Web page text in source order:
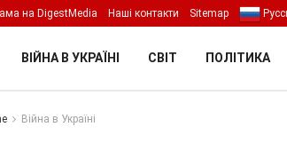
на DigestMedia Наші контакти Sitemap
ВІЙНА В УКРАЇНІ СВІТ ПОЛІТИКА
Війна в Україні